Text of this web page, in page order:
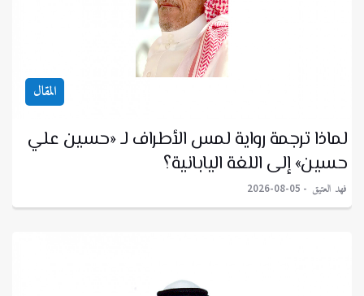
المقال
لماذا ترجمة رواية لمس الأطراف لـ «حسين علي
حسين» إلى اللغة اليابانية؟
فهد العتيق 2026-08-05